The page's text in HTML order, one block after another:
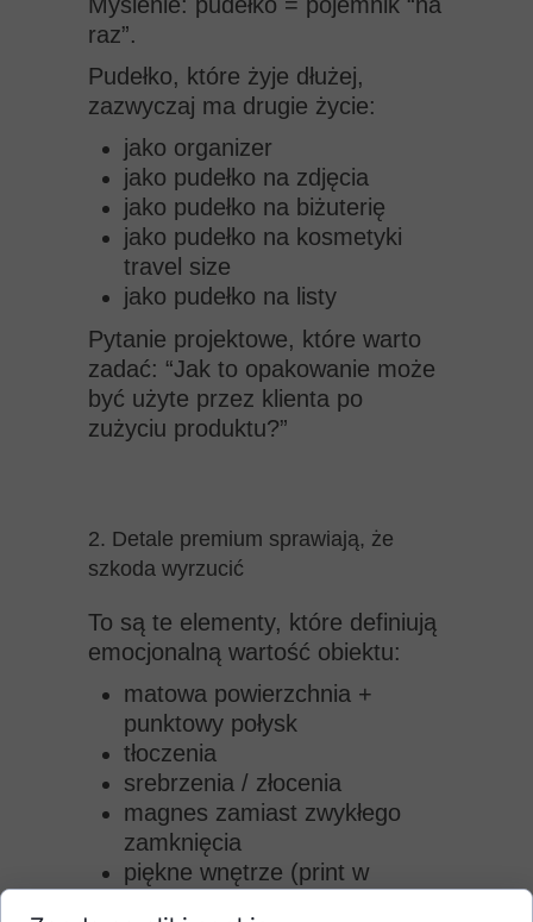
raz”.
Pudełko, które żyje dłużej,
zazwyczaj ma drugie życie:
jako organizer
jako pudełko na zdjęcia
jako pudełko na biżuterię
jako pudełko na kosmetyki
travel size
jako pudełko na listy
Pytanie projektowe, które warto
zadać: “Jak to opakowanie może
być użyte przez klienta po
zużyciu produktu?”
2. Detale premium sprawiają, że
szkoda wyrzucić
To są te elementy, które definiują
emocjonalną wartość obiektu:
matowa powierzchnia +
punktowy połysk
tłoczenia
srebrzenia / złocenia
magnes zamiast zwykłego
zamknięcia
piękne wnętrze (print w